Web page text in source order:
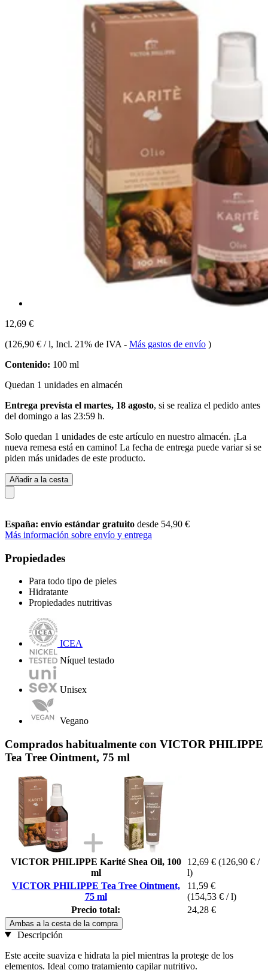
12,69 €
(126,90 € / l, Incl. 21% de IVA - Más gastos de envío )
Contenido: 100 ml
Quedan 1 unidades en almacén
Entrega prevista el martes, 18 agosto, si se realiza el pedido antes
del domingo a las 23:59 h.
Solo quedan 1 unidades de este artículo en nuestro almacén. ¡La
nueva remesa está en camino! La fecha de entrega puede variar si se
piden más unidades de este producto.
Añadir a la cesta
España: envío estándar gratuito desde 54,90 €
Más información sobre envío y entrega
Propiedades
Para todo tipo de pieles
Hidratante
Propiedades nutritivas
ICEA
Níquel testado
Unisex
Vegano
Comprados habitualmente con VICTOR PHILIPPE
Tea Tree Ointment, 75 ml
VICTOR PHILIPPE Karité Shea Oil, 100
ml
12,69 € (126,90 € /
l)
VICTOR PHILIPPE Tea Tree Ointment,
75 ml
11,59 €
(154,53 € / l)
Precio total:
24,28 €
Ambas a la cesta de la compra
Descripción
Este aceite suaviza e hidrata la piel mientras la protege de los
elementos. Ideal como tratamiento capilar nutritivo.